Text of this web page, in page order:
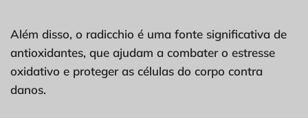
Além disso, o radicchio é uma fonte significativa de
antioxidantes, que ajudam a combater o estresse
oxidativo e proteger as células do corpo contra
danos.